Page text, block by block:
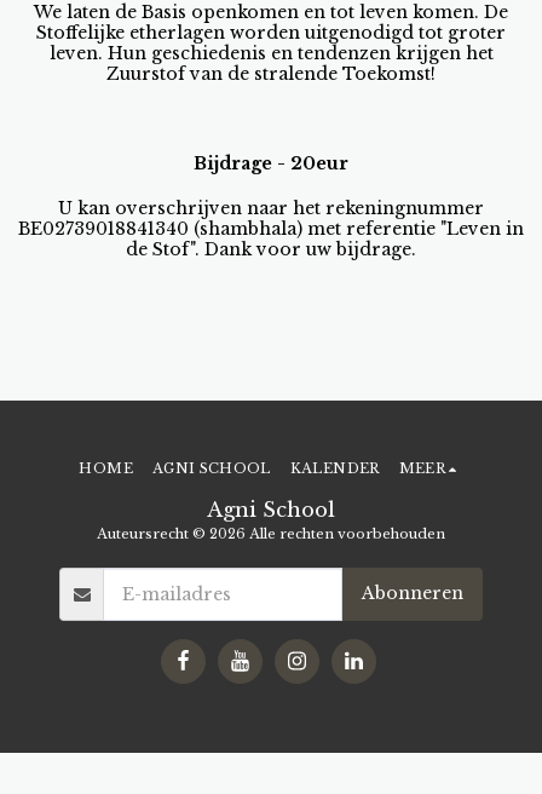
We laten de Basis openkomen en tot leven komen. De
Stoffelijke etherlagen worden uitgenodigd tot groter
leven. Hun geschiedenis en tendenzen krijgen het
Zuurstof van de stralende Toekomst!
Bijdrage - 20eur
U kan overschrijven naar het rekeningnummer
BE02739018841340 (shambhala) met referentie "Leven in
de Stof". Dank voor uw bijdrage.
Agni School
Auteursrecht © 2026 Alle rechten voorbehouden
HOME AGNI SCHOOL KALENDER MEER
Abonneren